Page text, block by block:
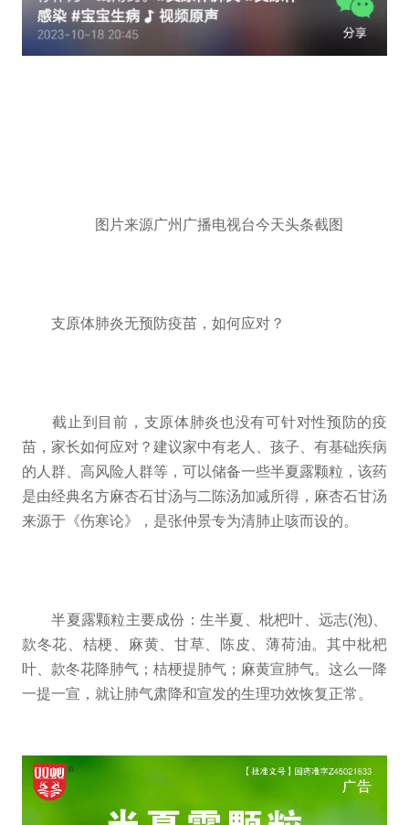
图片来源广州广播电视台今天头条截图
支原体肺炎无预防疫苗，如何应对？
截止到目前，支原体肺炎也没有可针对性预防的疫
苗，家长如何应对？建议家中有老人、孩子、有基础疾病
的人群、高风险人群等，可以储备一些半夏露颗粒，该药
是由经典名方麻杏石甘汤与二陈汤加减所得，麻杏石甘汤
来源于《伤寒论》，是张仲景专为清肺止咳而设的。
半夏露颗粒主要成份：生半夏、枇杷叶、远志(泡)、
款冬花、桔梗、麻黄、甘草、陈皮、薄荷油。其中枇杷
叶、款冬花降肺气；桔梗提肺气；麻黄宣肺气。这么一降
一提一宣，就让肺气肃降和宣发的生理功效恢复正常。